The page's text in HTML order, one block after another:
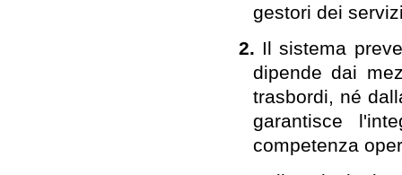
gestori dei
2. Il sistema
dipende dai
trasbordi, né
garantisce
competenza